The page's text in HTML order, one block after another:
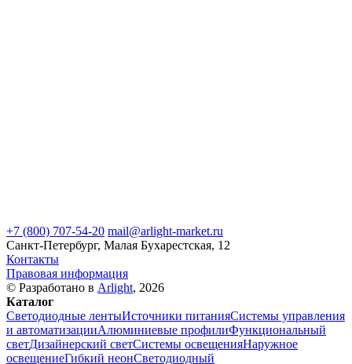
+7 (800) 707-54-20 mail@arlight-market.ru
Санкт-Петербург, Малая Бухарестская, 12
Контакты
Правовая информация
© Разработано в Arlight, 2026
Каталог
Светодиодные лентыИсточники питанияСистемы управления
и автоматизацииАлюминиевые профилиФункциональный
светДизайнерский светСистемы освещенияНаружное
освещениеГибкий неонСветодиодный